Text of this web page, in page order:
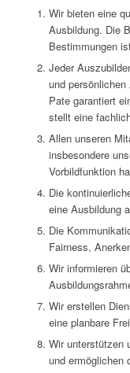
Wir bieten eine
Ausbildung. Die
Bestimmungen
Jeder
und
Pate garantiert
stellt eine
Allen unseren
insbesondere
Vorbildfunktion
Die
eine Ausbildung
Die
Fairness,
Wir informieren
Wir erstellen
eine planbare
Wir unterstützen
und ermöglichen